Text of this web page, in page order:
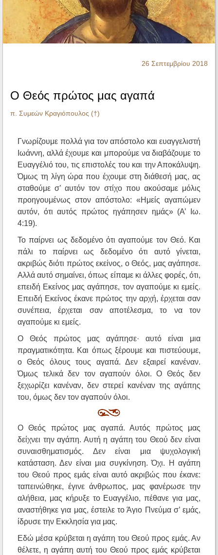
Ηχητικά
26 Σεπτεμβρίου 2018
Ο Θεός πρώτος μας αγαπά
π. Συμεών Κραγιόπουλος (†)
Γνωρίζουμε πολλά για τον απόστολο και ευαγγελιστή
Ιωάννη, αλλά έχουμε και μπορούμε να διαβάζουμε το
Ευαγγέλιό του, τις επιστολές του και την Αποκάλυψη.
Όμως τη λίγη ώρα που έχουμε στη διάθεσή μας, ας
σταθούμε σ’ αυτόν τον στίχο που ακούσαμε μόλις
προηγουμένως στον απόστολο: «Ημείς αγαπώμεν
αυτόν, ότι αυτός πρώτος ηγάπησεν ημάς» (Α’ Ιω.
4:19).
Το παίρνει ως δεδομένο ότι αγαπούμε τον Θεό. Και
πάλι το παίρνει ως δεδομένο ότι αυτό γίνεται,
ακριβώς διότι πρώτος εκείνος, ο Θεός, μας αγάπησε.
Αλλά αυτό σημαίνει, όπως είπαμε κι άλλες φορές, ότι,
επειδή Εκείνος μας αγάπησε, τον αγαπούμε κι εμείς.
Επειδή Εκείνος έκανε πρώτος την αρχή, έρχεται σαν
συνέπεια, έρχεται σαν αποτέλεσμα, το να τον
αγαπούμε κι εμείς.
Ο Θεός πρώτος μας αγάπησε· αυτό είναι μια
πραγματικότητα. Και όπως ξέρουμε και πιστεύουμε,
ο Θεός όλους τους αγαπά. Δεν εξαιρεί κανέναν.
Όμως τελικά δεν τον αγαπούν όλοι. Ο Θεός δεν
ξεχωρίζει κανέναν, δεν στερεί κανέναν της αγάπης
του, όμως δεν τον αγαπούν όλοι.
Ο Θεός πρώτος μας αγαπά. Αυτός πρώτος μας
δείχνει την αγάπη. Αυτή η αγάπη του Θεού δεν είναι
συναισθηματισμός. Δεν είναι μια ψυχολογική
κατάσταση. Δεν είναι μια συγκίνηση. Όχι. Η αγάπη
του Θεού προς εμάς είναι αυτό ακριβώς που έκανε:
ταπεινώθηκε, έγινε άνθρωπος, μας φανέρωσε την
αλήθεια, μας κήρυξε το Ευαγγέλιο, πέθανε για μας,
αναστήθηκε για μας, έστειλε το Άγιο Πνεύμα σ’ εμάς,
ίδρυσε την Εκκλησία για μας.
Εδώ μέσα κρύβεται η αγάπη του Θεού προς εμάς. Αν
θέλετε, η αγάπη αυτή του Θεού προς εμάς κρύβεται